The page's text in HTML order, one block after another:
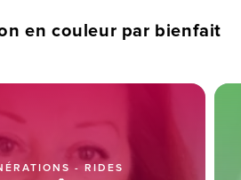
en couleur par bienfait
- RIDES